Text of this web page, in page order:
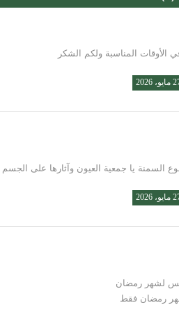
في الأوقات المناسبة ولكم الشكر
2026
السمنة يا جمعية العيون وآثارها على الجسم
2026
لشهر رمضان
رمضان فقط